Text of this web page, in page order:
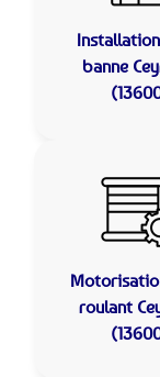
banne
roulant